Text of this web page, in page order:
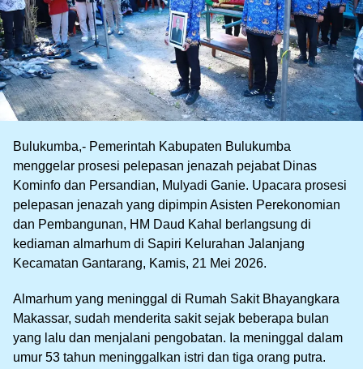
Bulukumba,- Pemerintah Kabupaten Bulukumba
menggelar prosesi pelepasan jenazah pejabat Dinas
Kominfo dan Persandian, Mulyadi Ganie. Upacara prosesi
pelepasan jenazah yang dipimpin Asisten Perekonomian
dan Pembangunan, HM Daud Kahal berlangsung di
kediaman almarhum di Sapiri Kelurahan Jalanjang
Kecamatan Gantarang, Kamis, 21 Mei 2026.
Almarhum yang meninggal di Rumah Sakit Bhayangkara
Makassar, sudah menderita sakit sejak beberapa bulan
yang lalu dan menjalani pengobatan. Ia meninggal dalam
umur 53 tahun meninggalkan istri dan tiga orang putra.